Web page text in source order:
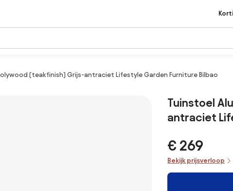
(teakfinish) Grijs-antraciet Lifestyle Garden Furniture Bilbao
Tuinstoel
antraciet
€ 269
Bekijk prijsverloop